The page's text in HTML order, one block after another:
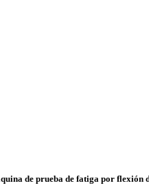
de prueba de fatiga por flexión